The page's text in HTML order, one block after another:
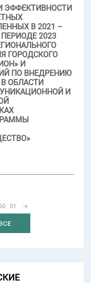
ЭФФЕКТИВНОСТИ
В 2021 –
2023
ГОРОДСКОГО
И
ПО ВНЕДРЕНИЮ
ОБЛАСТИ
И
51 →